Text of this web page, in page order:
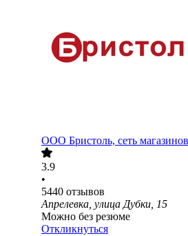
ООО Бристоль, сеть
3.9
•
5440 отзывов
Апрелевка, улица Дубки, 15
Можно без резюме
Откликнуться